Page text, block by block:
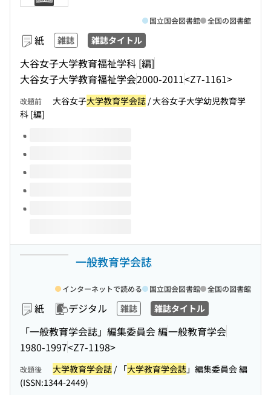
紙 雑誌 雑誌タイトル
大谷女子大学教育福祉学科 [編]
大谷女子大学教育福祉学会2000-2011<Z7-1161>
国立国会図書館 全国の図書館
改題前 大谷女子大学教育学会誌 / 大谷女子大学幼児教育学
科 [編]
このタイトルの巻号
一般教育学会誌
紙 デジタル 雑誌 雑誌タイトル
「一般教育学会誌」編集委員会 編一般教育学会
1980-1997<Z7-1198>
インターネットで読める 国立国会図書館 全国の図書館
改題後 大学教育学会誌 / 「大学教育学会誌」編集委員会 編
(ISSN:1344-2449)